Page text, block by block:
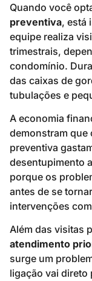
Quando você
preventiva, está
equipe realiza
trimestrais,
condomínio.
das caixas de
tubulações e
A economia
demonstram que
preventiva
desentupimento
porque os
antes de se
intervenções
Além das visitas
atendimento
surge um
ligação vai direto